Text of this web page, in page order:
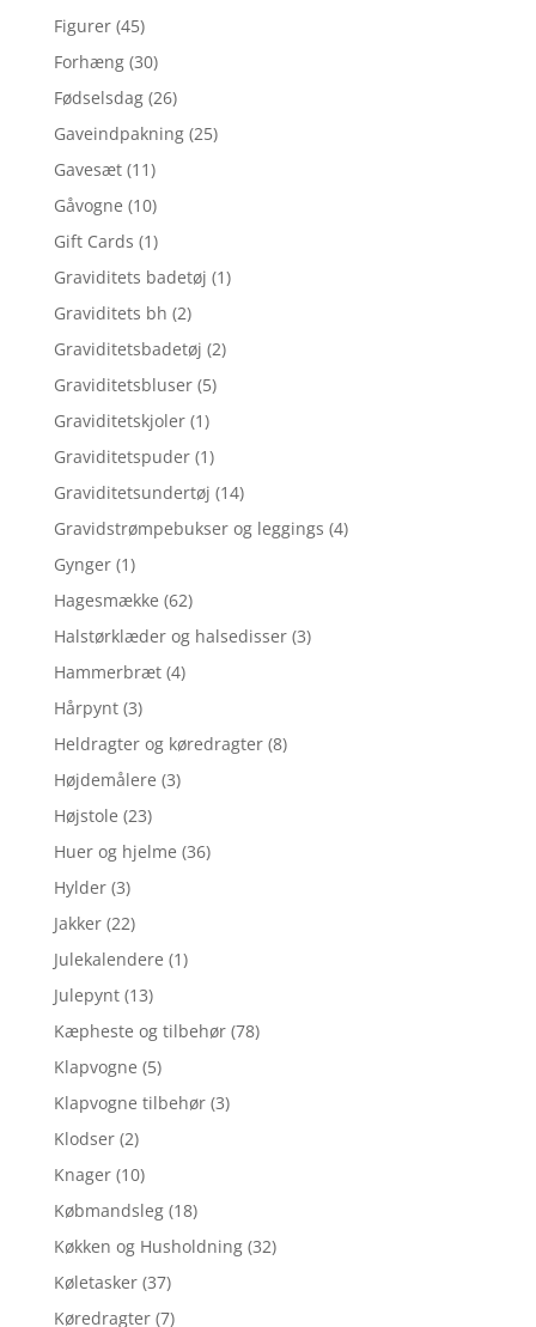
Figurer (45)
Forhæng (30)
Fødselsdag (26)
Gaveindpakning (25)
Gavesæt (11)
Gåvogne (10)
Gift Cards (1)
Graviditets badetøj (1)
Graviditets bh (2)
Graviditetsbadetøj (2)
Graviditetsbluser (5)
Graviditetskjoler (1)
Graviditetspuder (1)
Graviditetsundertøj (14)
Gravidstrømpebukser og leggings (4)
Gynger (1)
Hagesmække (62)
Halstørklæder og halsedisser (3)
Hammerbræt (4)
Hårpynt (3)
Heldragter og køredragter (8)
Højdemålere (3)
Højstole (23)
Huer og hjelme (36)
Hylder (3)
Jakker (22)
Julekalendere (1)
Julepynt (13)
Kæpheste og tilbehør (78)
Klapvogne (5)
Klapvogne tilbehør (3)
Klodser (2)
Knager (10)
Købmandsleg (18)
Køkken og Husholdning (32)
Køletasker (37)
Køredragter (7)